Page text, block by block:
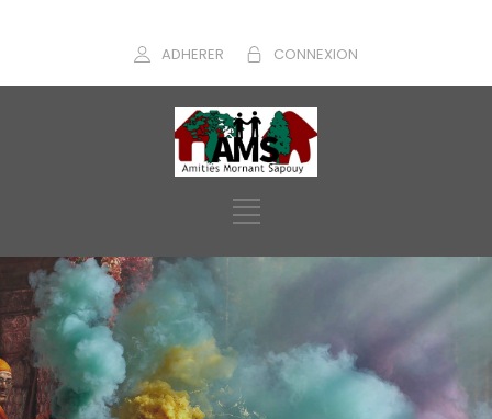
CONNEXION
ADHERER